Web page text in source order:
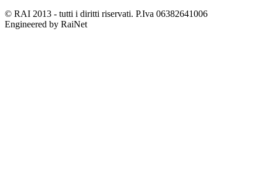
© RAI 2013 - tutti i diritti riservati. P.Iva 06382641006
Engineered by RaiNet